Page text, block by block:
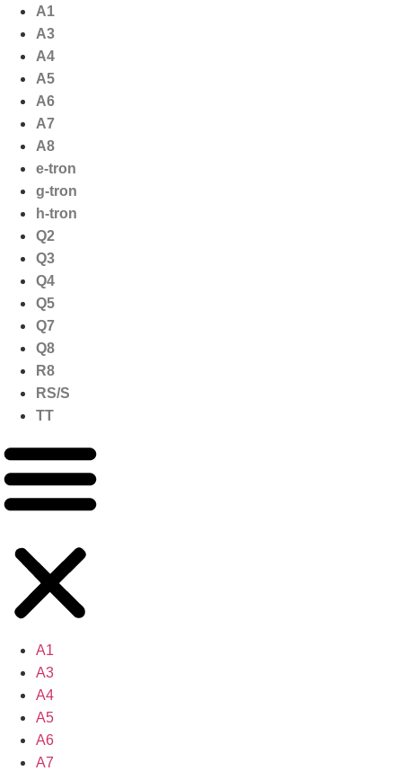
naar
inhoud
A1
A3
A4
A5
A6
A7
A8
e-tron
g-tron
h-tron
Q2
Q3
Q4
Q5
Q7
Q8
R8
RS/S
TT
A1
A3
A4
A5
A6
A7